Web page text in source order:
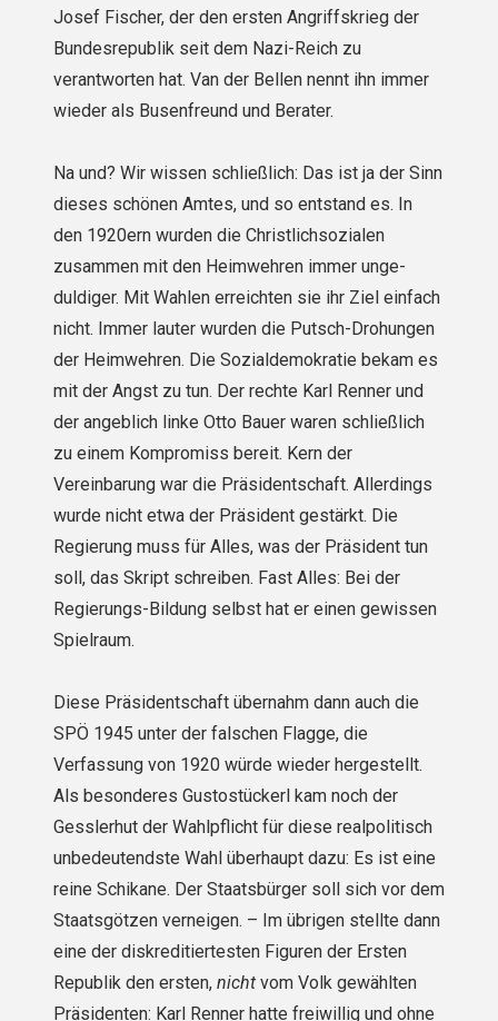
Josef Fischer, der den ersten Angriffskrieg der
Bundesrepublik seit dem Nazi-Reich zu
verantworten hat. Van der Bellen nennt ihn immer
wieder als Busenfreund und Berater.
Na und? Wir wissen schließlich: Das ist ja der Sinn
dieses schönen Amtes, und so entstand es. In
den 1920ern wurden die Christlichsozialen
zusammen mit den Heimwehren immer unge­
duldiger. Mit Wahlen erreichten sie ihr Ziel einfach
nicht. Immer lauter wurden die Putsch-Drohungen
der Heimwehren. Die Sozialdemokratie bekam es
mit der Angst zu tun. Der rechte Karl Renner und
der angeblich linke Otto Bauer waren schließlich
zu einem Kompromiss bereit. Kern der
Vereinbarung war die Präsidentschaft. Allerdings
wurde nicht etwa der Präsident gestärkt. Die
Regierung muss für Alles, was der Präsident tun
soll, das Skript schreiben. Fast Alles: Bei der
Regierungs-Bildung selbst hat er einen gewissen
Spielraum.
Diese Präsidentschaft übernahm dann auch die
SPÖ 1945 unter der falschen Flagge, die
Verfassung von 1920 würde wieder hergestellt.
Als besonderes Gustostückerl kam noch der
Gesslerhut der Wahlpflicht für diese realpolitisch
unbedeutendste Wahl überhaupt dazu: Es ist eine
reine Schikane. Der Staatsbürger soll sich vor dem
Staatsgötzen verneigen. – Im übrigen stellte dann
eine der diskreditiertesten Figuren der Ersten
Republik den ersten, nichtvom Volk gewählten
Präsidenten: Karl Renner hatte freiwillig und ohne